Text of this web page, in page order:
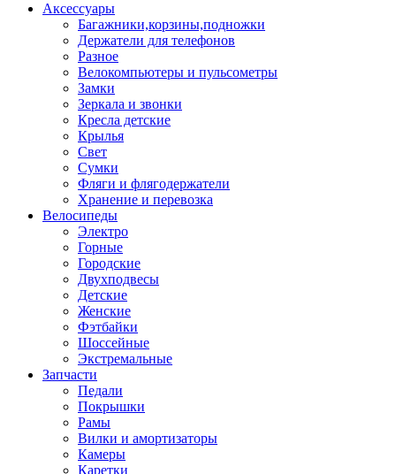
Аксессуары
Багажники,корзины,подножки
Держатели для телефонов
Разное
Велокомпьютеры и пульсометры
Замки
Зеркала и звонки
Кресла детские
Крылья
Свет
Сумки
Фляги и флягодержатели
Хранение и перевозка
Велосипеды
Электро
Горные
Городские
Двухподвесы
Детские
Женские
Фэтбайки
Шоссейные
Экстремальные
Запчасти
Педали
Покрышки
Рамы
Вилки и амортизаторы
Камеры
Каретки